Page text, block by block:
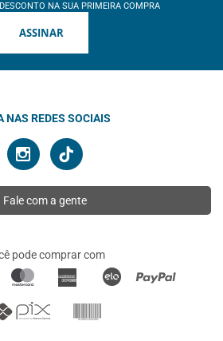
NA SUA PRIMEIRA COMPRA
ASSINAR
NAS REDES SOCIAIS
Fale com a gente
pode comprar com